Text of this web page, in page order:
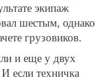
экипаж
шестым, однако
грузовиков.
и еще у двух
если техничка